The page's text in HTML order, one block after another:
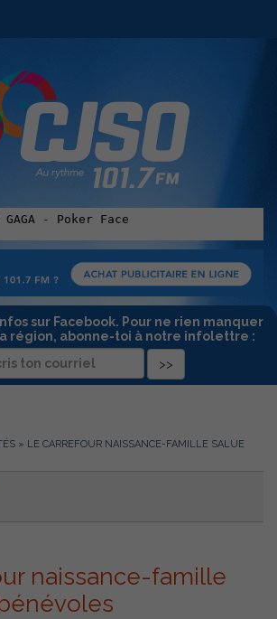
sur Facebook. Pour ne rien manquer
région, abonne-toi à notre infolettre :
» LE CARREFOUR NAISSANCE-FAMILLE SALUE
naissance-famille